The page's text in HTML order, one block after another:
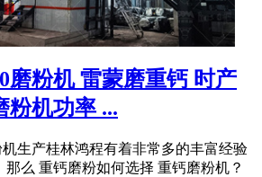
磨粉机 雷蒙磨重钙 时产
粉机功率 ...
生产桂林鸿程有着非常多的丰富经验
那么 重钙磨粉如何选择 重钙磨粉机？